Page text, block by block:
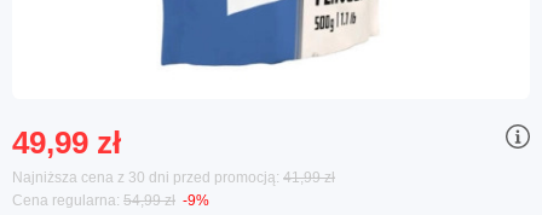
49,99 zł
Najniższa cena z 30 dni przed promocją: 41,99 zł
Cena regularna: 54,99 zł -9%